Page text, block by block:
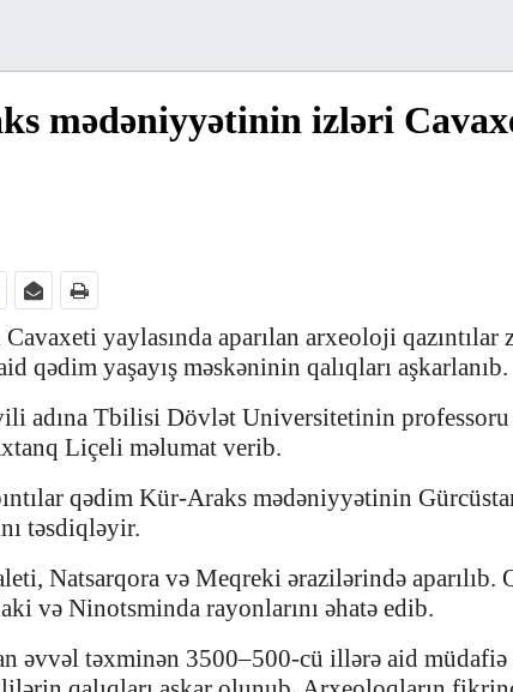
mədəniyyətinin izləri
yaylasında aparılan arxeoloji qazıntılar
qədim yaşayış məskəninin qalıqları aşkarlanıb.
adına Tbilisi Dövlət Universitetinin
Liçeli məlumat verib.
qədim Kür-Araks mədəniyyətinin
təsdiqləyir.
Natsarqora və Meqreki ərazilərində aparılıb.
və Ninotsminda rayonlarını əhatə edib.
əvvəl təxminən 3500–500-cü illərə aid müdafiə